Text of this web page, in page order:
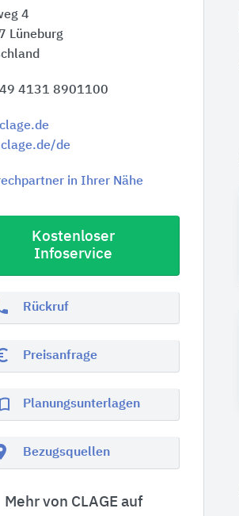
4
Lüneburg
4131 8901100
de
in Ihrer Nähe
Kostenloser
Infoservice
Rückruf
Preisanfrage
Planungsunterlagen
Bezugsquellen
Mehr von CLAGE auf